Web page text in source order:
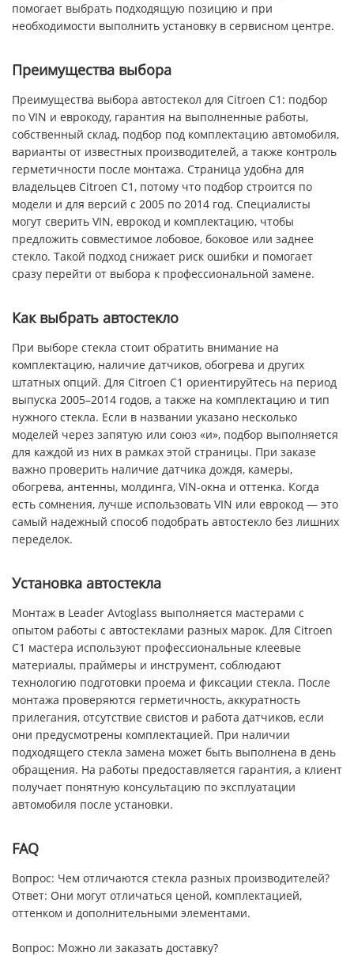
помогает выбрать подходящую позицию и при
необходимости выполнить установку в сервисном центре.
Преимущества выбора
Преимущества выбора автостекол для Citroen C1: подбор
по VIN и еврокоду, гарантия на выполненные работы,
собственный склад, подбор под комплектацию автомобиля,
варианты от известных производителей, а также контроль
герметичности после монтажа. Страница удобна для
владельцев Citroen C1, потому что подбор строится по
модели и для версий с 2005 по 2014 год. Специалисты
могут сверить VIN, еврокод и комплектацию, чтобы
предложить совместимое лобовое, боковое или заднее
стекло. Такой подход снижает риск ошибки и помогает
сразу перейти от выбора к профессиональной замене.
Как выбрать автостекло
При выборе стекла стоит обратить внимание на
комплектацию, наличие датчиков, обогрева и других
штатных опций. Для Citroen C1 ориентируйтесь на период
выпуска 2005–2014 годов, а также на комплектацию и тип
нужного стекла. Если в названии указано несколько
моделей через запятую или союз «и», подбор выполняется
для каждой из них в рамках этой страницы. При заказе
важно проверить наличие датчика дождя, камеры,
обогрева, антенны, молдинга, VIN-окна и оттенка. Когда
есть сомнения, лучше использовать VIN или еврокод — это
самый надежный способ подобрать автостекло без лишних
переделок.
Установка автостекла
Монтаж в Leader Avtoglass выполняется мастерами с
опытом работы с автостеклами разных марок. Для Citroen
C1 мастера используют профессиональные клеевые
материалы, праймеры и инструмент, соблюдают
технологию подготовки проема и фиксации стекла. После
монтажа проверяются герметичность, аккуратность
прилегания, отсутствие свистов и работа датчиков, если
они предусмотрены комплектацией. При наличии
подходящего стекла замена может быть выполнена в день
обращения. На работы предоставляется гарантия, а клиент
получает понятную консультацию по эксплуатации
автомобиля после установки.
FAQ
Вопрос: Чем отличаются стекла разных производителей?
Ответ: Они могут отличаться ценой, комплектацией,
оттенком и дополнительными элементами.
Вопрос: Можно ли заказать доставку?